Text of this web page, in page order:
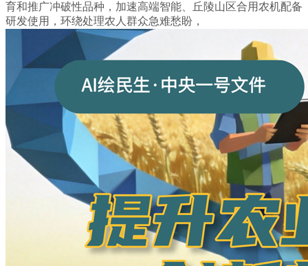
育和推广冲破性品种，加速高端智能、丘陵山区合用农机配备
研发使用，环绕处理农人群众急难愁盼，